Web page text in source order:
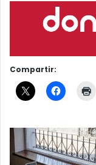
Compartir: